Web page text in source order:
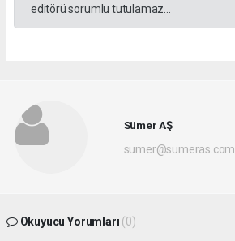
editörü sorumlu tutulamaz...
Sümer AŞ
sumer@sumeras.com
Okuyucu Yorumları (0)